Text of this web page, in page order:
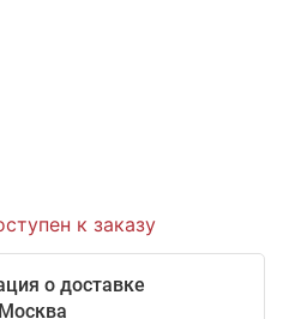
к заказу
о доставке
Москва